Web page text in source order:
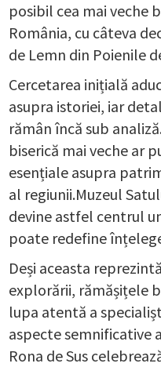
posibil cea mai veche
România, cu câteva
de Lemn din Poienile
Cercetarea inițială
asupra istoriei, iar
rămân încă sub
biserică mai veche ar
esențiale asupra
al regiunii.Muzeul
devine astfel centrul
poate redefine
Deși aceasta
explorării, rămășițele
lupa atentă a
aspecte semnificative
Rona de Sus